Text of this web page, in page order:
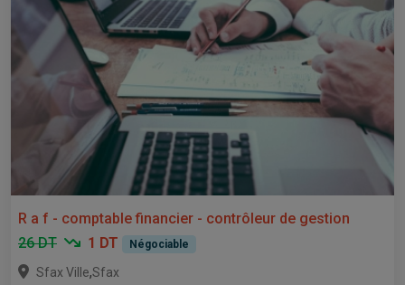
R a f - comptable financier - contrôleur de gestion
26 DT
1 DT Négociable
Sfax Ville,Sfax